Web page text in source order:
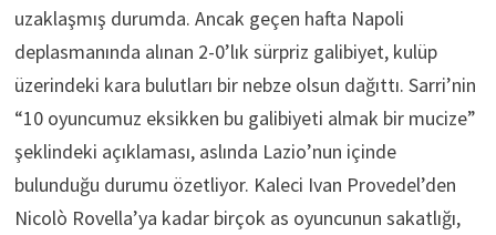
uzaklaşmış durumda. Ancak geçen hafta Napoli
deplasmanında alınan 2-0’lık sürpriz galibiyet, kulüp
üzerindeki kara bulutları bir nebze olsun dağıttı. Sarri’nin
“10 oyuncumuz eksikken bu galibiyeti almak bir mucize”
şeklindeki açıklaması, aslında Lazio’nun içinde
bulunduğu durumu özetliyor. Kaleci Ivan Provedel’den
Nicolò Rovella’ya kadar birçok as oyuncunun sakatlığı,